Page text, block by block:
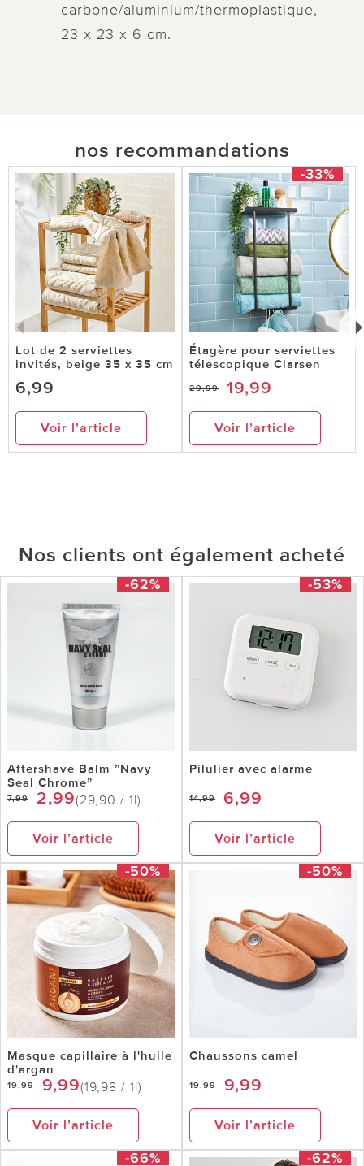
carbone/aluminium/thermoplastique,
23 x 23 x 6 cm.
nos recommandations
Lot de 2 serviettes
invités, beige 35 x 35 cm
6,99
Voir l’article
-33%
Étagère pour serviettes
télescopique Clarsen
29,99 19,99
Voir l’article
Nos clients ont également acheté
-62%
Aftershave Balm ”Navy
Seal Chrome”
7,99 2,99(29,90 / 1l)
Voir l’article
-53%
Pilulier avec alarme
14,99 6,99
Voir l’article
-50%
Masque capillaire à l'huile
d'argan
19,99 9,99(19,98 / 1l)
Voir l’article
-50%
Chaussons camel
19,99 9,99
Voir l’article
-66% -62%